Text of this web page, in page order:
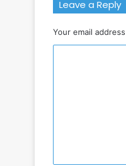
Leave a Reply
Your email